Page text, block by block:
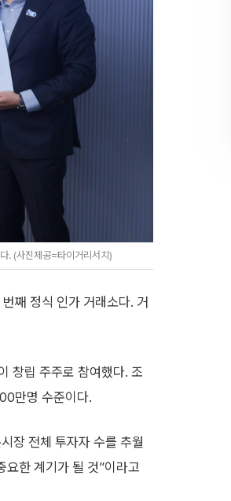
. (사진제공=타이거리서치)
째 정식 인가 거래소다. 거
창립 주주로 참여했다. 조
만명 수준이다.
장 전체 투자자 수를 추월
한 계기가 될 것”이라고